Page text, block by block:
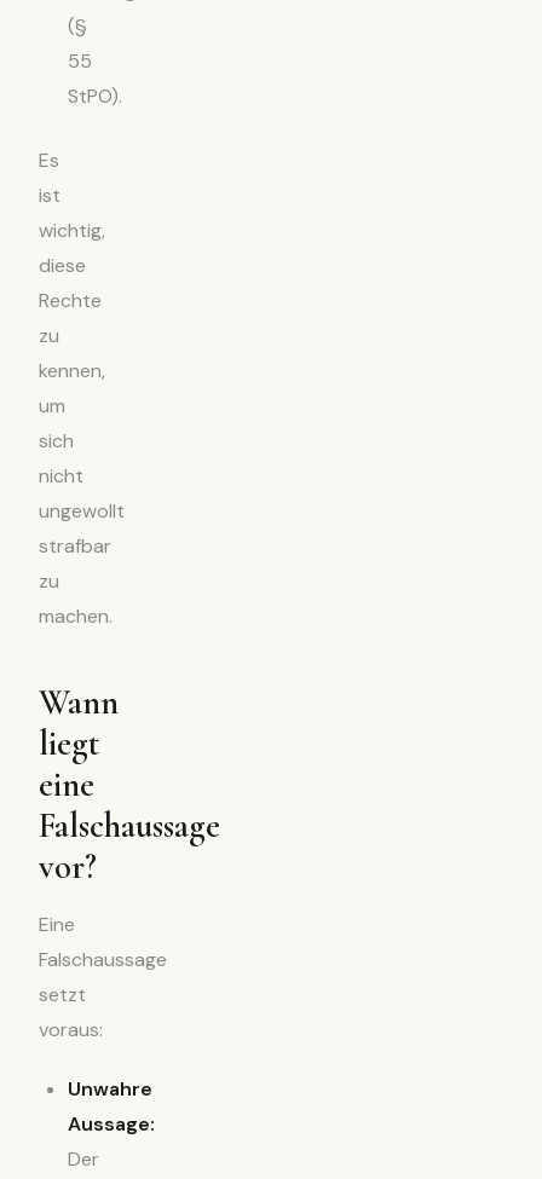
(§
55
StPO).
Es
ist
wichtig,
diese
Rechte
zu
kennen,
um
sich
nicht
ungewollt
strafbar
zu
machen.
Wann
liegt
eine
Falschaussage
vor?
Eine
Falschaussage
setzt
voraus:
Unwahre
Aussage:
Der